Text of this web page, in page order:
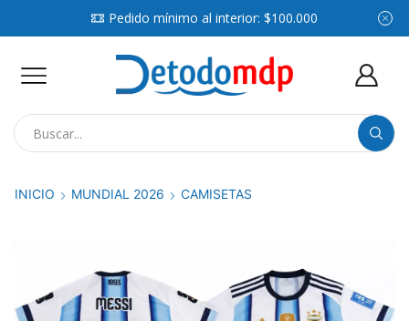
Pedido mínimo al interior: $100.000
INICIO MUNDIAL 2026 CAMISETAS